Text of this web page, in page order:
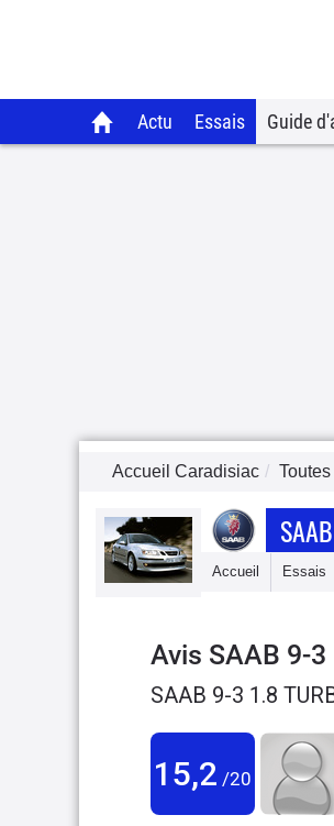
Actu Essais Guide
Accueil Caradisiac
Accueil Essais
Avis SAAB 9-3
SAAB 9-3 1.8
15,2 /20